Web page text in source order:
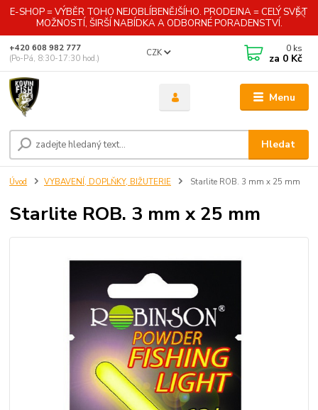
E-SHOP = VÝBĚR TOHO NEJOBLÍBENĚJŠÍHO. PRODEJNA = CELÝ SVĚT
MOŽNOSTÍ, ŠIRŠÍ NABÍDKA A ODBORNÉ PORADENSTVÍ.
Menu
CZK
Hledat
+420 608 982 777
(Po-Pá, 8:30-17:30 hod.)
0 ks
za 0 Kč
Úvod VYBAVENÍ, DOPLŇKY, BIŽUTERIE Starlite ROB. 3 mm x 25 mm
Starlite ROB. 3 mm x 25 mm